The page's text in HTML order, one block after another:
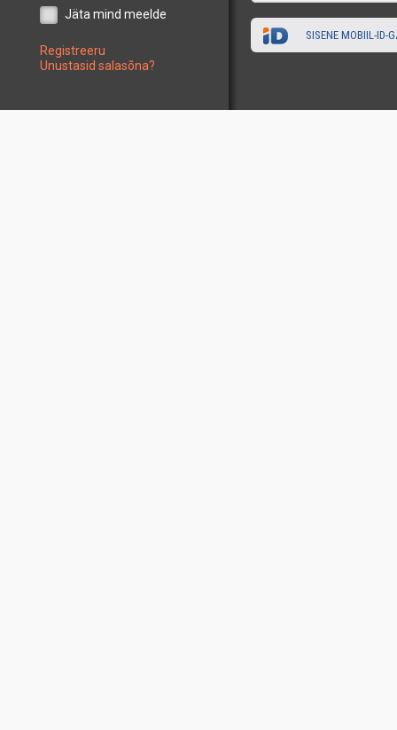
Jäta mind meelde
Registreeru
Unustasid salasõna?
SISENE MOBIIL-ID-